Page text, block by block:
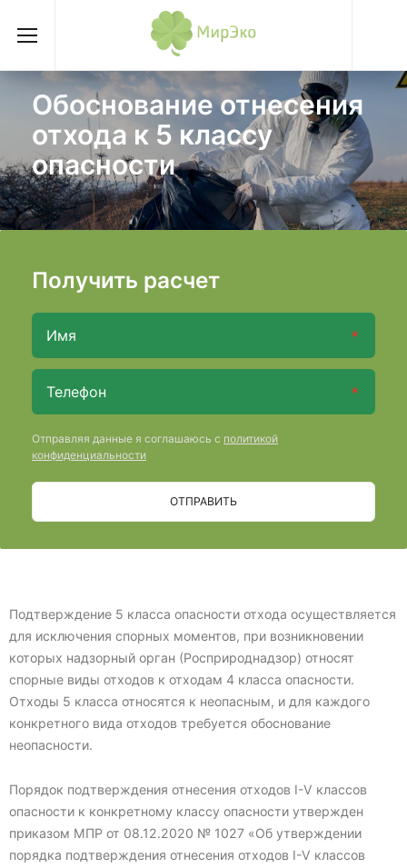
Обоснование отнесения
отхода к 5 классу
опасности
Получить расчет
Отправляя данные я соглашаюсь с политикой
конфиденциальности
ОТПРАВИТЬ
Подтверждение 5 класса опасности отхода осуществляется
для исключения спорных моментов, при возникновении
которых надзорный орган (Росприроднадзор) относят
спорные виды отходов к отходам 4 класса опасности.
Отходы 5 класса относятся к неопасным, и для каждого
конкретного вида отходов требуется обоснование
неопасности.
Порядок подтверждения отнесения отходов I-V классов
опасности к конкретному классу опасности утвержден
приказом МПР от 08.12.2020 № 1027 «Об утверждении
порядка подтверждения отнесения отходов I-V классов